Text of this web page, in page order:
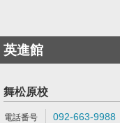
英進館
舞松原校
092-663-9988